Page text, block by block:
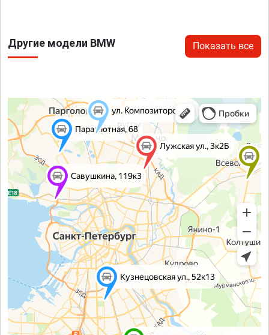
Другие модели BMW Показать все